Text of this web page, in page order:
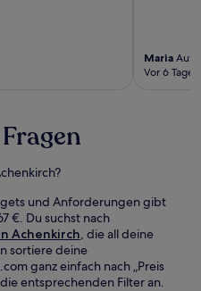
Maria
Vor 6
und Anforderungen gibt
€. Du suchst nach
Achenkirch, die all deine
sortiere deine
ganz einfach nach „Preis
entsprechenden Filter an.